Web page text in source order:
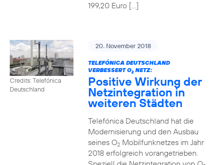
199,20 Euro […]
Credits: Telefónica
Deutschland
20. November 2018
TELEFÓNICA DEUTSCHLAND
VERBESSERT O2NETZ:
Positive Wirkung der
Netzintegration in
weiteren Städten
Telefónica Deutschland hat die
Modernisierung und den Ausbau
seines O2Mobilfunknetzes im Jahr
2018 erfolgreich vorangetrieben.